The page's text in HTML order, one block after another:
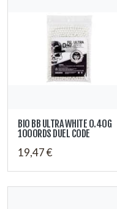
BIO BB ULTRA WHITE 0.40G
1000RDS DUEL CODE
19,47 €